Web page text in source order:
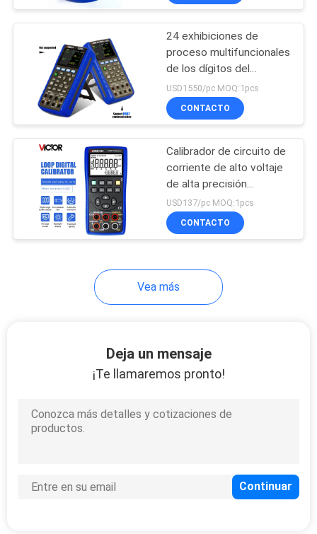
Metros
multifuncionales del
ambiente
Power
Metros del voltaje
residual Digital
24 exhibiciones de
proceso multifuncionales
de los dígitos del
calibrador 5 del circuito
de lazo de voltio IP65
USD1550/pc MOQ:1pcs
CONTACTO
Calibrador de circuito de
corriente de alto voltaje
de alta precisión
Generador de señal
automático de mano
Calibrador de circuito de
USD137/pc MOQ:1pcs
CONTACTO
Vea más
Deja un mensaje
¡Te llamaremos pronto!